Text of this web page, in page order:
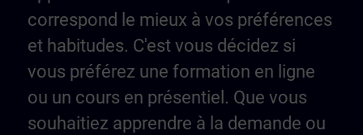
correspond le mieux à vos préférences
et habitudes. C'est vous décidez si
vous préférez une formation en ligne
ou un cours en présentiel. Que vous
souhaitiez apprendre à la demande ou